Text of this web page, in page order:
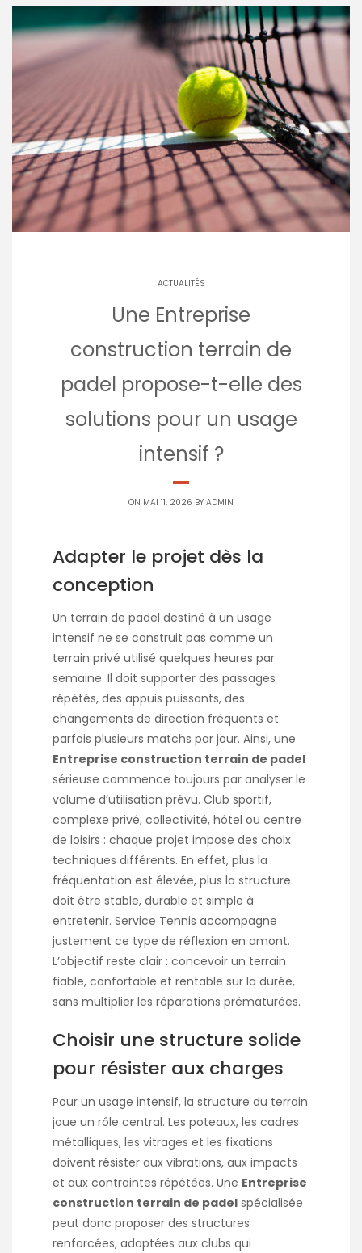
ACTUALITÉS
Une Entreprise
construction terrain de
padel propose-t-elle des
solutions pour un usage
intensif ?
ON MAI 11, 2026 BY ADMIN
Adapter le projet dès la
conception
Un terrain de padel destiné à un usage
intensif ne se construit pas comme un
terrain privé utilisé quelques heures par
semaine. Il doit supporter des passages
répétés, des appuis puissants, des
changements de direction fréquents et
parfois plusieurs matchs par jour. Ainsi, une
Entreprise construction terrain de padel
sérieuse commence toujours par analyser le
volume d’utilisation prévu. Club sportif,
complexe privé, collectivité, hôtel ou centre
de loisirs : chaque projet impose des choix
techniques différents. En effet, plus la
fréquentation est élevée, plus la structure
doit être stable, durable et simple à
entretenir. Service Tennis accompagne
justement ce type de réflexion en amont.
L’objectif reste clair : concevoir un terrain
fiable, confortable et rentable sur la durée,
sans multiplier les réparations prématurées.
Choisir une structure solide
pour résister aux charges
Pour un usage intensif, la structure du terrain
joue un rôle central. Les poteaux, les cadres
métalliques, les vitrages et les fixations
doivent résister aux vibrations, aux impacts
et aux contraintes répétées. Une Entreprise
construction terrain de padel spécialisée
peut donc proposer des structures
renforcées, adaptées aux clubs qui